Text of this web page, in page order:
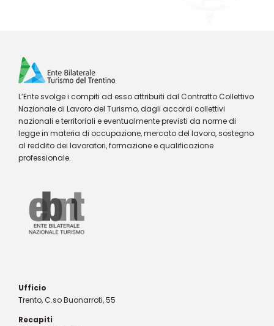
L’Ente svolge i compiti ad esso attribuiti dal Contratto Collettivo
Nazionale di Lavoro del Turismo, dagli accordi collettivi
nazionali e territoriali e eventualmente previsti da norme di
legge in materia di occupazione, mercato del lavoro, sostegno
al reddito dei lavoratori, formazione e qualificazione
professionale.
Ufficio
Trento, C.so Buonarroti, 55
Recapiti